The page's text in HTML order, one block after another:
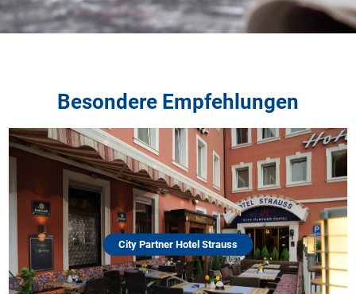
Besondere Empfehlungen
City Partner Hotel Strauss